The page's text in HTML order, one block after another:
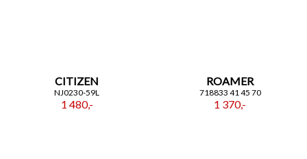
CITIZEN
NJ0230-59L
1 480,-
ROAMER
718833 41 45 70
1 370,-